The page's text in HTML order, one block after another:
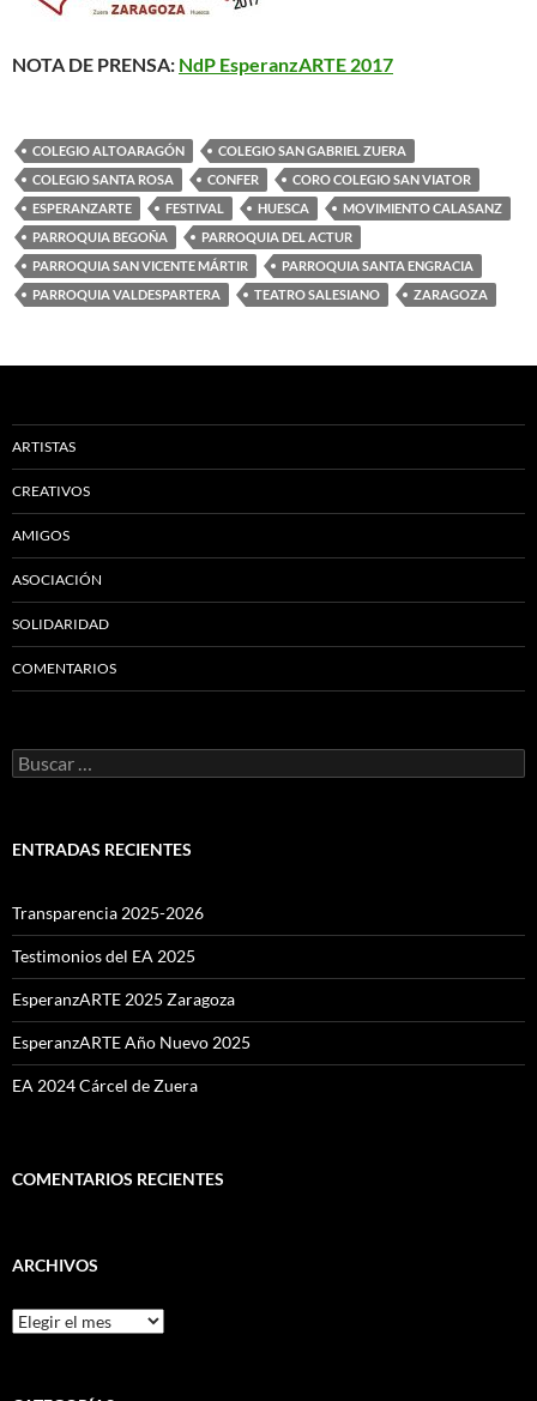
NOTA DE PRENSA: NdP EsperanzARTE 2017
COLEGIO ALTOARAGÓN
COLEGIO SAN GABRIEL ZUERA
COLEGIO SANTA ROSA
CONFER
CORO COLEGIO SAN VIATOR
ESPERANZARTE
FESTIVAL HUESCA
MOVIMIENTO CALASANZ
PARROQUIA BEGOÑA
PARROQUIA DEL ACTUR
PARROQUIA SAN VICENTE MÁRTIR
PARROQUIA SANTA ENGRACIA
PARROQUIA VALDESPARTERA
TEATRO SALESIANO ZARAGOZA
ARTISTAS
CREATIVOS
AMIGOS
ASOCIACIÓN
SOLIDARIDAD
COMENTARIOS
Buscar:
ENTRADAS RECIENTES
Transparencia 2025-2026
Testimonios del EA 2025
EsperanzARTE 2025 Zaragoza
EsperanzARTE Año Nuevo 2025
EA 2024 Cárcel de Zuera
COMENTARIOS RECIENTES
ARCHIVOS
Archivos